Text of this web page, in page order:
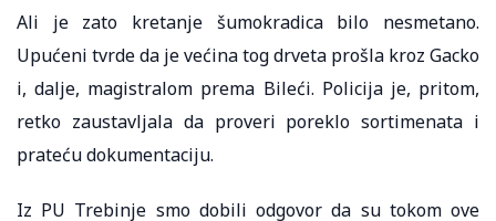
Ali je zato kretanje šumokradica bilo nesmetano.
Upućeni tvrde da je većina tog drveta prošla kroz Gacko
i, dalje, magistralom prema Bileći. Policija je, pritom,
retko zaustavljala da proveri poreklo sortimenata i
prateću dokumentaciju.
Iz PU Trebinje smo dobili odgovor da su tokom ove